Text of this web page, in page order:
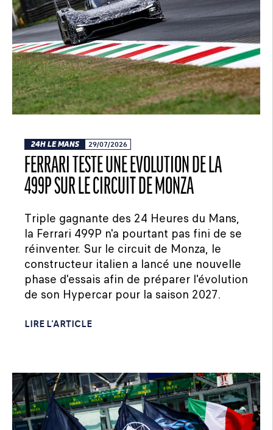
24H LE MANS 29/07/2026
FERRARI TESTE UNE ÉVOLUTION DE LA
499P SUR LE CIRCUIT DE MONZA
Triple gagnante des 24 Heures du Mans,
la Ferrari 499P n'a pourtant pas fini de se
réinventer. Sur le circuit de Monza, le
constructeur italien a lancé une nouvelle
phase d'essais afin de préparer l'évolution
de son Hypercar pour la saison 2027.
LIRE L'ARTICLE